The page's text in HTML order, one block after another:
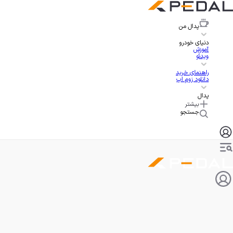
پدال من
دنیای خودرو
آموزش
ویدئو
راهنمای خرید
دانلود زوم اپ
پدال
بیشتر
جستجو